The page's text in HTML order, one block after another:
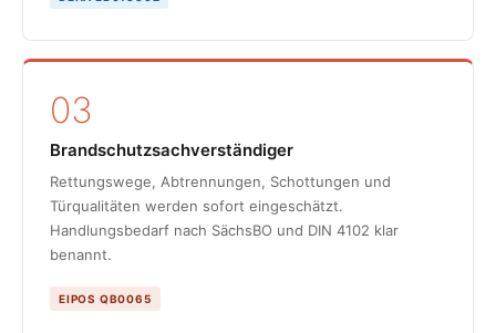
03
Brandschutzsachverständiger
Rettungswege, Abtrennungen, Schottungen und
Türqualitäten werden sofort eingeschätzt.
Handlungsbedarf nach SächsBO und DIN 4102 klar
benannt.
EIPOS QB0065